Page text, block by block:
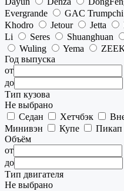
Evergrande
GAC Trumpchi
Khodro
Jetour Jetta
Li
Seres Shuanghuan
Wuling
Yema
Год выпуска
от
до
Тип кузова
Не выбрано
Седан
Хетчбэк
Минивэн
Купе Пикап
Объём
от
до
Тип двигателя
Не выбрано